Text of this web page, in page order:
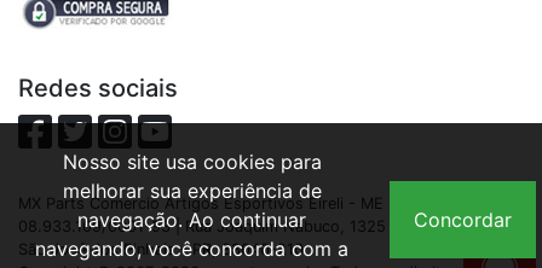
Redes sociais
MX Parts Comercio Artigos Esportivos Eireli - ME | CNPJ:
08.933.109/0001-93 | Rua Joaquim Nabuco, 1325 - São Cristóvão,
São José dos Pinhais - PR, 83040-210
Nosso site usa cookies para
melhorar sua experiência de
navegação. Ao continuar
navegando, você concorda com a
Concordar